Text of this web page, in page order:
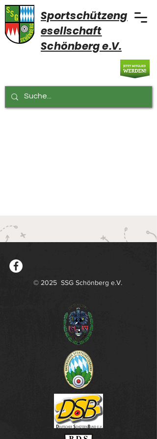
Sportschützeng
esellschaft
Schönberg e.V.
© 2025 SSG Schönberg e.V.